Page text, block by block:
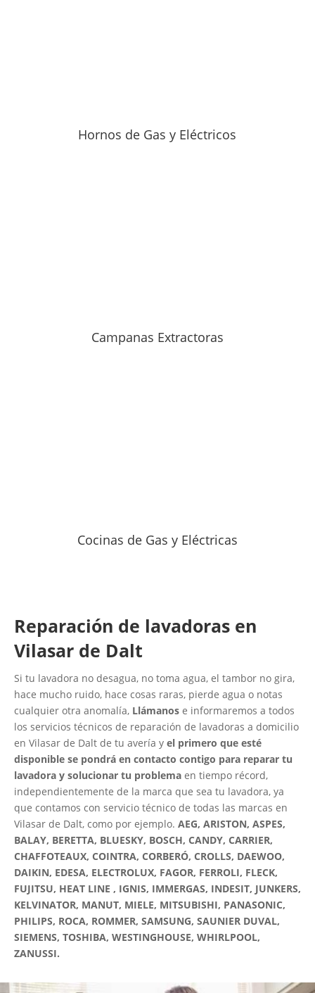
Hornos de Gas y Eléctricos
Campanas Extractoras
Cocinas de Gas y Eléctricas
Reparación de lavadoras en
Vilasar de Dalt
Si tu lavadora no desagua, no toma agua, el tambor no gira,
hace mucho ruido, hace cosas raras, pierde agua o notas
cualquier otra anomalía, Llámanos e informaremos a todos
los servicios técnicos de reparación de lavadoras a domicilio
en Vilasar de Dalt de tu avería y el primero que esté
disponible se pondrá en contacto contigo para reparar tu
lavadora y solucionar tu problema en tiempo récord,
independientemente de la marca que sea tu lavadora, ya
que contamos con servicio técnico de todas las marcas en
Vilasar de Dalt, como por ejemplo. AEG, ARISTON, ASPES,
BALAY, BERETTA, BLUESKY, BOSCH, CANDY, CARRIER,
CHAFFOTEAUX, COINTRA, CORBERÓ, CROLLS, DAEWOO,
DAIKIN, EDESA, ELECTROLUX, FAGOR, FERROLI, FLECK,
FUJITSU, HEAT LINE , IGNIS, IMMERGAS, INDESIT, JUNKERS,
KELVINATOR, MANUT, MIELE, MITSUBISHI, PANASONIC,
PHILIPS, ROCA, ROMMER, SAMSUNG, SAUNIER DUVAL,
SIEMENS, TOSHIBA, WESTINGHOUSE, WHIRLPOOL,
ZANUSSI.